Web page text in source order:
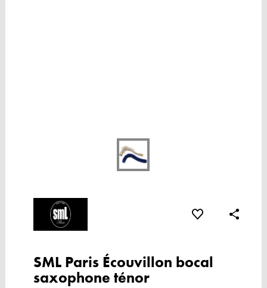
SML Paris Écouvillon bocal
saxophone ténor